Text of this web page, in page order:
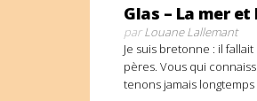
Glas – La mer
parLouane Lallemant
Je suis bretonne : il
pères. Vous qui
tenons jamais